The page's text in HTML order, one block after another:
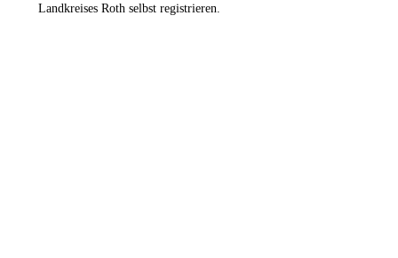
Landkreises Roth selbst registrieren.